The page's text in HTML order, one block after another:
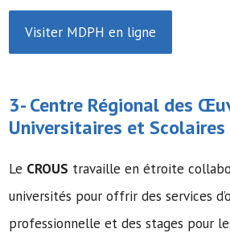
Visiter MDPH en ligne
3- Centre Régional des
Universitaires et Scolaires
Le CROUS travaille en étroite
universités pour offrir des services
professionnelle et des stages pour